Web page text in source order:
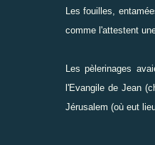
Les fouilles,
comme l'attestent
Les pèlerinages
l'Evangile de Jean
Jérusalem (où eut